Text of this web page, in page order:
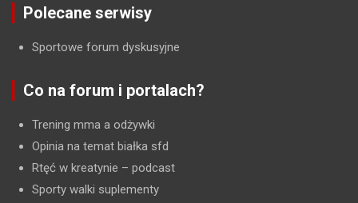
Polecane serwisy
Sportowe forum dyskusyjne
Co na forum i portalach?
Trening mma a odżywki
Opinia na temat białka sfd
Rtęć w kreatynie – podcast
Sporty walki suplementy